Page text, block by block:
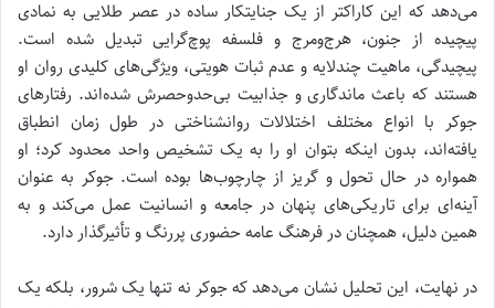
می‌دهد که این کاراکتر از یک جنایتکار ساده در عصر طلایی به نمادی
پیچیده از جنون، هرج‌ومرج و فلسفه پوچ‌گرایی تبدیل شده است.
پیچیدگی، ماهیت چندلایه و عدم ثبات هویتی، ویژگی‌های کلیدی روان او
هستند که باعث ماندگاری و جذابیت بی‌حدوحصرش شده‌اند. رفتارهای
جوکر با انواع مختلف اختلالات روانشناختی در طول زمان انطباق
یافته‌اند، بدون اینکه بتوان او را به یک تشخیص واحد محدود کرد؛ او
همواره در حال تحول و گریز از چارچوب‌ها بوده است. جوکر به عنوان
آینه‌ای برای تاریکی‌های پنهان در جامعه و انسانیت عمل می‌کند و به
همین دلیل، همچنان در فرهنگ عامه حضوری پررنگ و تأثیرگذار دارد.
در نهایت، این تحلیل نشان می‌دهد که جوکر نه تنها یک شرور، بلکه یک